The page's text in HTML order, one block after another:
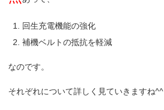
回生充電機能の強化
補機ベルトの抵抗を軽減
なのです。
それぞれについて詳しく見ていきますね^^